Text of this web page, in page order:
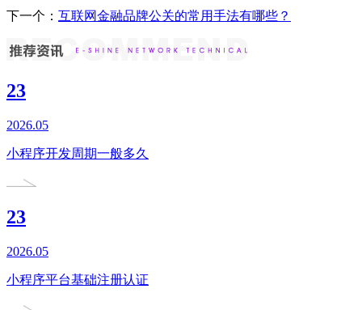
下一个： 互联网金融品牌公关的常用手法有哪些？
23
2026.05
小程序开发周期一般多久
23
2026.05
小程序平台基础注册认证